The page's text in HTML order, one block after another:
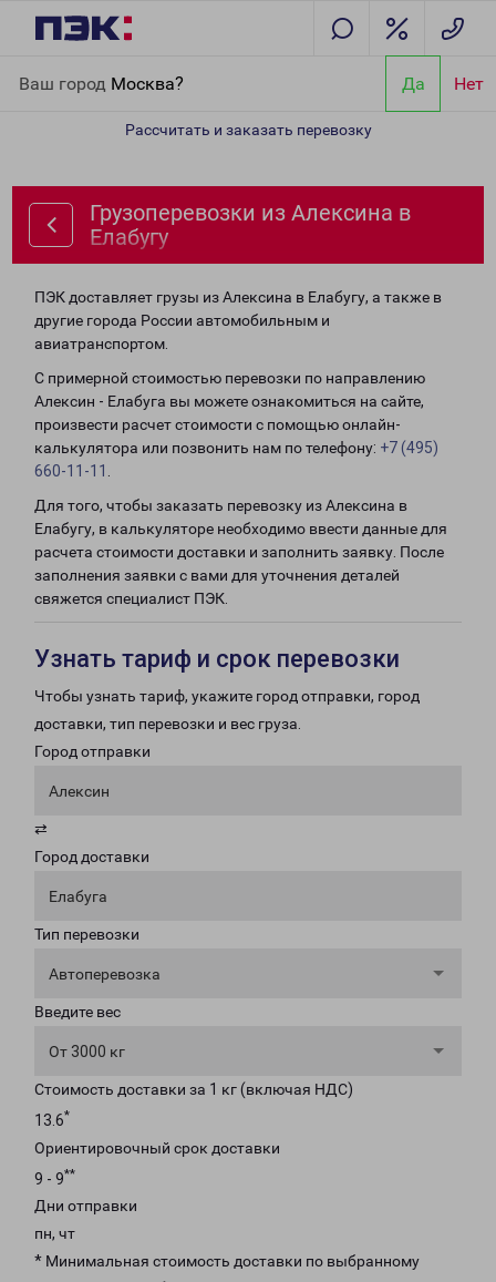
Ваш город Москва? Да Нет
Рассчитать и заказать перевозку
Грузоперевозки из Алексина в
Елабугу
ПЭК доставляет грузы из Алексина в Елабугу, а также в
другие города России автомобильным и
авиатранспортом.
С примерной стоимостью перевозки по направлению
Алексин - Елабуга вы можете ознакомиться на сайте,
произвести расчет стоимости с помощью онлайн-
калькулятора или позвонить нам по телефону: +7 (495)
660-11-11
Для того, чтобы заказать перевозку из Алексина в
Елабугу, в калькуляторе необходимо ввести данные для
расчета стоимости доставки и заполнить заявку. После
заполнения заявки с вами для уточнения деталей
свяжется специалист ПЭК.
Узнать тариф и срок перевозки
Чтобы узнать тариф, укажите город отправки, город
доставки, тип перевозки и вес груза.
Город отправки
Алексин
⇄
Город доставки
Елабуга
Тип перевозки
Автоперевозка
Введите вес
От 3000 кг
Стоимость доставки за 1 кг (включая НДС)
13.6*
Ориентировочный срок доставки
9 - 9**
Дни отправки
пн, чт
* Минимальная стоимость доставки по выбранному